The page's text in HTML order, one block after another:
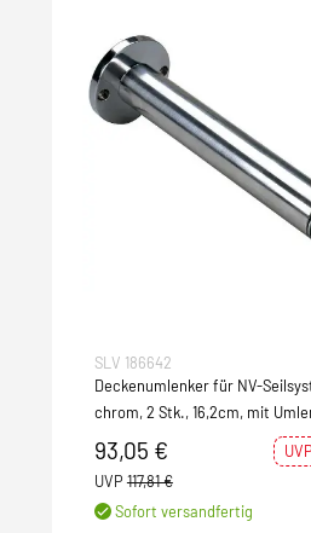
SLV 186642
Deckenumlenker für NV-
chrom, 2 Stk., 16,2cm, mit
93,05 €
UVP 117,81 €
Sofort versandfertig